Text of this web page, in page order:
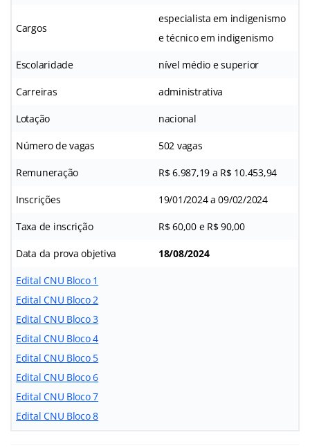
Cargos
especialista em indigenismo
e técnico em indigenismo
Escolaridade nível médio e superior
Carreiras administrativa
Lotação nacional
Número de vagas 502 vagas
Remuneração R$ 6.987,19 a R$ 10.453,94
Inscrições 19/01/2024 a 09/02/2024
Taxa de inscrição R$ 60,00 e R$ 90,00
Data da prova objetiva 18/08/2024
Edital CNU Bloco 1
Edital CNU Bloco 2
Edital CNU Bloco 3
Edital CNU Bloco 4
Edital CNU Bloco 5
Edital CNU Bloco 6
Edital CNU Bloco 7
Edital CNU Bloco 8